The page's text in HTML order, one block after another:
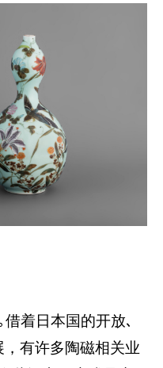
着日本国的开放､
有许多陶磁相关业